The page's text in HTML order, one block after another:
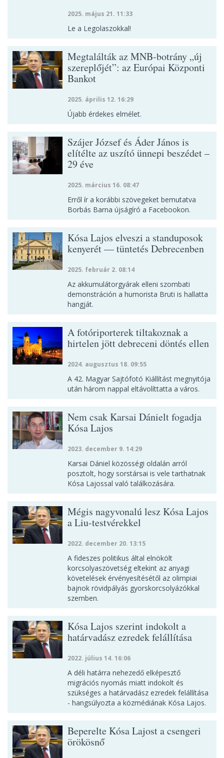
2025. május 21. 11:33
Le a Legolaszokkal!
Megtalálták az MNB-botrány „új
szereplőjét”: az Európai Központi
Bankot
2025. április 12. 16:29
Újabb érdekes elmélet.
Szájer József és Áder János is
elítélte az uszító ünnepi beszédet –
29 éve
2025. március 16. 08:47
Erről ír a korábbi szövegeket bemutatva
Borbás Barna újságíró a Facebookon.
Kósa Lajos elveszi a standuposok
kenyerét — tüntetés Debrecenben
2025. február 2. 08:14
Az akkumulátorgyárak elleni szombati
demonstráción a humorista Bruti is hallatta
hangját.
A fotóriporterek tiltakoznak a
hirtelen jött debreceni döntés ellen
2024. augusztus 18. 09:55
A 42. Magyar Sajtófotó Kiállítást megnyitója
után három nappal eltávolíttatta a város.
Nem csak Karsai Dánielt fogadja
Kósa Lajos
2023. december 9. 14:29
Karsai Dániel közösségi oldalán arról
posztolt, hogy sorstársai is vele tarthatnak
Kósa Lajossal való találkozására.
Mégis nagyvonalú lesz Kósa Lajos
a Liu-testvérekkel
2022. december 20. 13:15
A fideszes politikus által elnökölt
korcsolyaszövetség eltekint az anyagi
követelések érvényesítésétől az olimpiai
bajnok rövidpályás gyorskorcsolyázókkal
szemben.
Kósa Lajos szerint indokolt a
határvadász ezredek felállítása
2022. július 14. 16:06
A déli határra nehezedő elképesztő
migrációs nyomás miatt indokolt és
szükséges a határvadász ezredek felállítása
- hangsúlyozta a közmédiának Kósa Lajos.
Beperelte Kósa Lajost a csengeri
örökösnő